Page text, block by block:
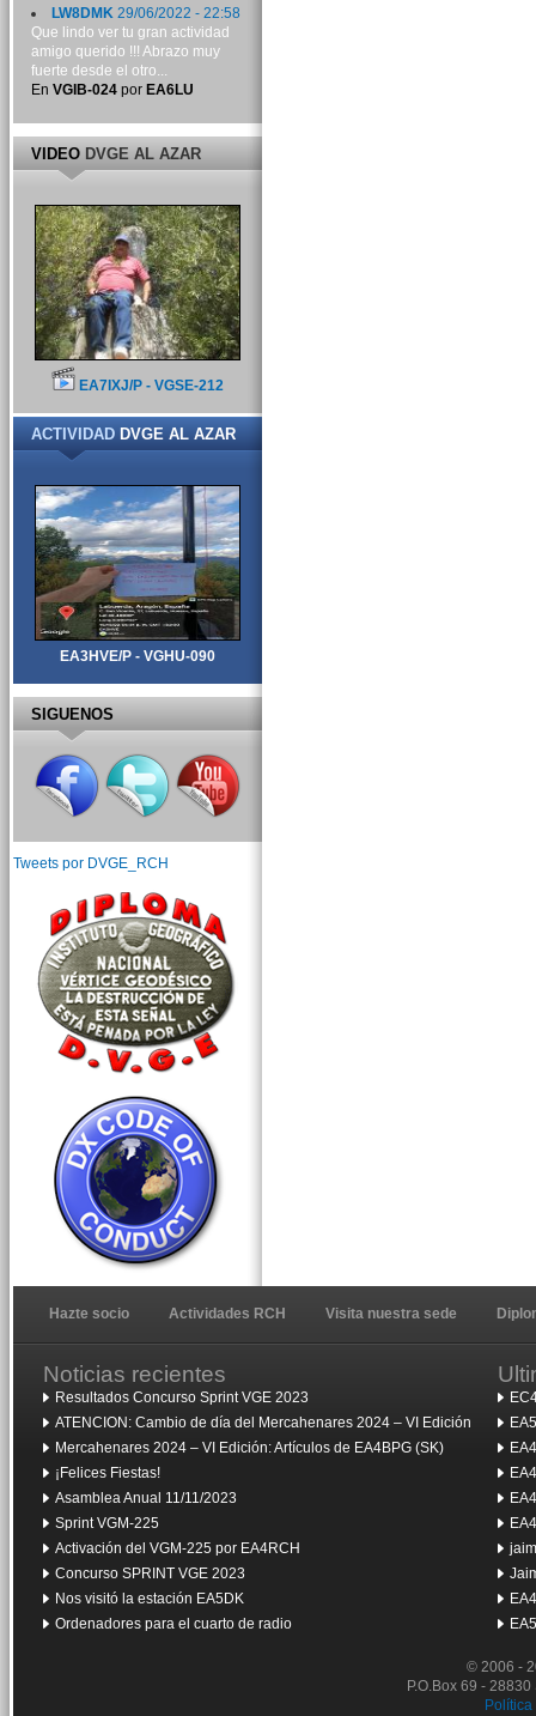
LW8DMK29/06/2022 - 22:58
Que lindo ver tu gran actividad
amigo querido !!! Abrazo muy
fuerte desde el otro...
En VGIB-024por EA6LU
VIDEODVGE AL AZAR
EA7IXJ/P - VGSE-212
ACTIVIDADDVGE AL AZAR
EA3HVE/P - VGHU-090
SIGUENOS
Tweets por DVGE_RCH
Hazte socio Actividades RCH Visita nuestra sede
Noticias recientes
Resultados Concurso Sprint VGE 2023
ATENCION: Cambio de día del Mercahenares 2024 – VI Edición
Mercahenares 2024 – VI Edición: Artículos de EA4BPG (SK)
¡Felices Fiestas!
Asamblea Anual 11/11/2023
Sprint VGM-225
Activación del VGM-225 por EA4RCH
Concurso SPRINT VGE 2023
Nos visitó la estación EA5DK
Ordenadores para el cuarto de radio
© 2006 -
P.O.Box 69 -